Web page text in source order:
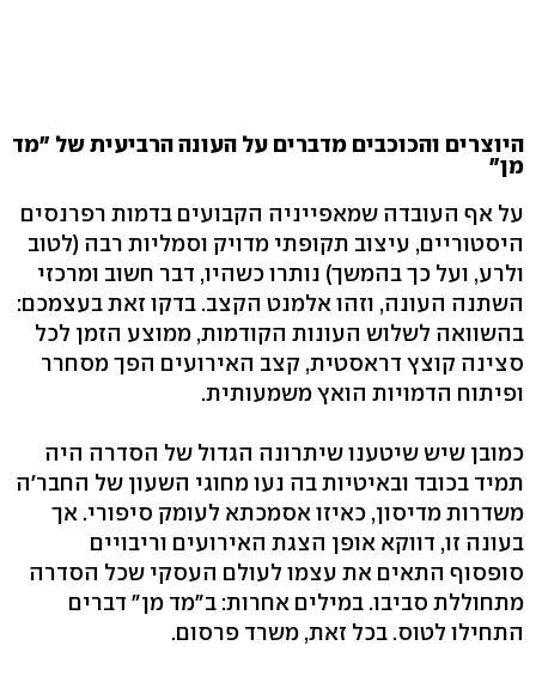
היוצרים והכוכבים מדברים על העונה הרביעית של "מד
מן"
על אף העובדה שמאפייניה הקבועים בדמות רפרנסים
היסטוריים, עיצוב תקופתי מדויק וסמליות רבה (לטוב
ולרע, ועל כך בהמשך) נותרו כשהיו, דבר חשוב ומרכזי
השתנה העונה, וזהו אלמנט הקצב. בדקו זאת בעצמכם:
בהשוואה לשלוש העונות הקודמות, ממוצע הזמן לכל
סצינה קוצץ דראסטית, קצב האירועים הפך מסחרר
ופיתוח הדמויות הואץ משמעותית.
כמובן שיש שיטענו שיתרונה הגדול של הסדרה היה
תמיד בכובד ובאיטיות בה נעו מחוגי השעון של החבר'ה
משדרות מדיסון, כאיזו אסמכתא לעומק סיפורי. אך
בעונה זו, דווקא אופן הצגת האירועים וריבויים
סופסוף התאים את עצמו לעולם העסקי שכל הסדרה
מתחוללת סביבו. במילים אחרות: ב"מד מן" דברים
התחילו לטוס. בכל זאת, משרד פרסום.